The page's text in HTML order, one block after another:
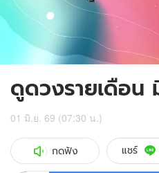
ดูดวงรายเดือน
01 มิ.ย. 69 (07:30 น.)
กดฟัง แชร์